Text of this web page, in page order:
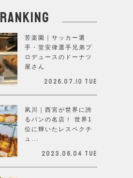
ranking
苦楽園｜サッカー選
手・堂安律選手兄弟プ
ロデュースのドーナツ
屋さん
2026.07.10 Tue
夙川｜西宮が世界に誇
るパンの名店！ 世界1
位に輝いたレスペクチ
ュ...
2023.06.04 Tue